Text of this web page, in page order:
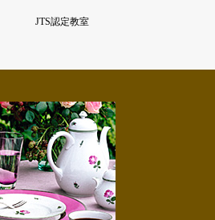
JTS認定教室